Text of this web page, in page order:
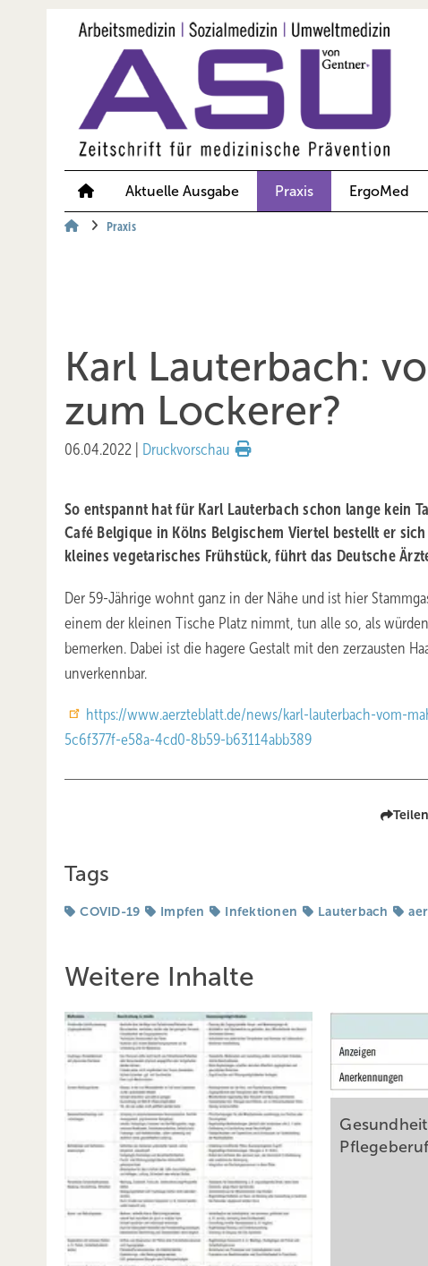
Aktuelle Ausgabe Praxis ErgoMed
Praxis
Karl Lauterbach:
zum Lockerer?
06.04.2022 Druckvorschau
So entspannt hat für Karl Lauterbach schon lange kein
Café Belgique in Kölns Belgischem Viertel bestellt er
kleines vegetarisches Frühstück, führt das Deutsche
Der 59-Jährige wohnt ganz in der Nähe und ist hier
einem der kleinen Tische Platz nimmt, tun alle so, als
bemerken. Dabei ist die hagere Gestalt mit den zerzausten
unverkennbar.
https://www.aerzteblatt.de/news/karl-lauterbach-vom-
5c6f377f-e58a-4cd0-8b59-b63114abb389
Tags
COVID-19 Impfen Infektionen Lauterbach
Weitere Inhalte